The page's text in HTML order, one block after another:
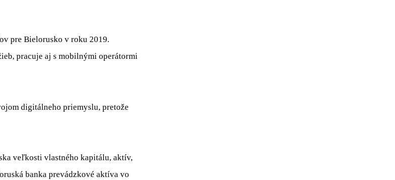
pre Bielorusko v roku 2019.
pracuje aj s mobilnými operátormi
digitálneho priemyslu, pretože
veľkosti vlastného kapitálu, aktív,
banka prevádzkové aktíva vo